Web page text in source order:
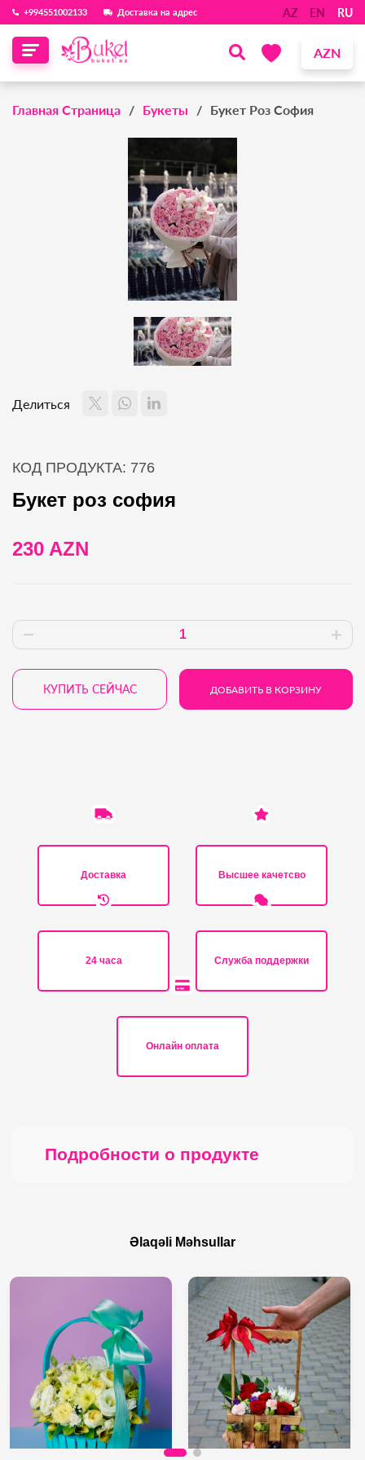
‪+994551002133‬ Доставка на адрес AZ EN RU
AZN
Главная Страница Букеты Букет Роз София
Делиться
КОД ПРОДУКТА: 776
Букет роз софия
230 AZN
КУПИТЬ СЕЙЧАС ДОБАВИТЬ В КОРЗИНУ
Доставка Высшее качетсво
24 часа Служба поддержки
Онлайн оплата
Подробности о продукте
Əlaqəli Məhsullar